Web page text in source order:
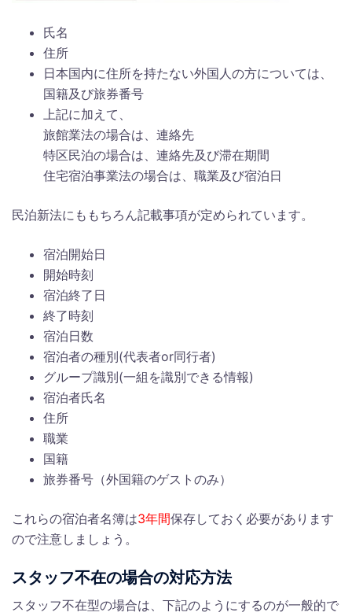
氏名
住所
日本国内に住所を持たない外国人の方については、
国籍及び旅券番号
上記に加えて、
旅館業法の場合は、連絡先
特区民泊の場合は、連絡先及び滞在期間
住宅宿泊事業法の場合は、職業及び宿泊日
民泊新法にももちろん記載事項が定められています。
宿泊開始日
開始時刻
宿泊終了日
終了時刻
宿泊日数
宿泊者の種別(代表者or同行者)
グループ識別(一組を識別できる情報)
宿泊者氏名
住所
職業
国籍
旅券番号（外国籍のゲストのみ）
これらの宿泊者名簿は3年間保存しておく必要があります
ので注意しましょう。
スタッフ不在の場合の対応方法
スタッフ不在型の場合は、下記のようにするのが一般的で